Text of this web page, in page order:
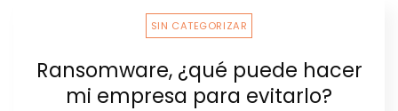
SIN CATEGORIZAR
Ransomware, ¿qué puede hacer
mi empresa para evitarlo?